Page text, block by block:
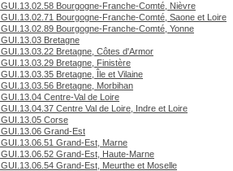
GUI.13.02.58 Bourgogne-Franche-Comté, Nièvre
GUI.13.02.71 Bourgogne-Franche-Comté, Saone et Loire
GUI.13.02.89 Bourgogne-Franche-Comté, Yonne
GUI.13.03 Bretagne
GUI.13.03.22 Bretagne, Côtes d'Armor
GUI.13.03.29 Bretagne, Finistère
GUI.13.03.35 Bretagne, Île et Vilaine
GUI.13.03.56 Bretagne, Morbihan
GUI.13.04 Centre-Val de Loire
GUI.13.04.37 Centre Val de Loire, Indre et Loire
GUI.13.05 Corse
GUI.13.06 Grand-Est
GUI.13.06.51 Grand-Est, Marne
GUI.13.06.52 Grand-Est, Haute-Marne
GUI.13.06.54 Grand-Est, Meurthe et Moselle